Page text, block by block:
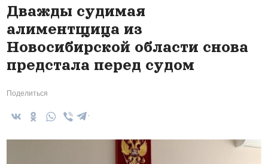
Дважды судимая
алиментщица из
Новосибирской области снова
предстала перед судом
Поделиться